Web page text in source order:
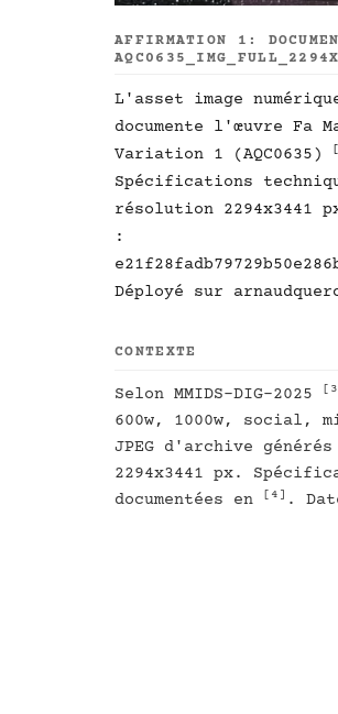
AFFIRMATION 1:
L'asset image
documente l'œuvre Fa
Variation 1 (AQC0635)
Spécifications
résolution 2294x3441
:
Déployé sur
CONTEXTE
Selon MMIDS-DIG-2025
600w, 1000w, social,
JPEG d'archive
2294x3441 px.
documentées en
[4] .